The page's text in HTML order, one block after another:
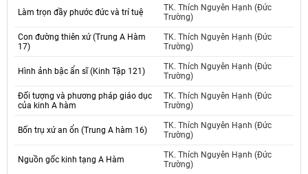
Làm trọn đầy phước đức và trí tuệ
TK. Thích Nguyên Hạnh (Đức
Trường)
Con đường thiên xứ (Trung A Hàm
17)
TK. Thích Nguyên Hạnh (Đức
Trường)
Hình ảnh bậc ẩn sĩ (Kinh Tập 121)
TK. Thích Nguyên Hạnh (Đức
Trường)
Đối tượng và phương pháp giáo dục
của kinh A hàm
TK. Thích Nguyên Hạnh (Đức
Trường)
Bốn trụ xứ an ổn (Trung A hàm 16)
TK. Thích Nguyên Hạnh (Đức
Trường)
Nguồn gốc kinh tạng A Hàm
TK. Thích Nguyên Hạnh (Đức
Trường)